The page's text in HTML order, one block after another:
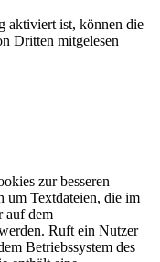
aktiviert ist, können die
Dritten mitgelesen
zur besseren
um Textdateien, die im
auf dem
Ruft ein Nutzer
Betriebssystem des